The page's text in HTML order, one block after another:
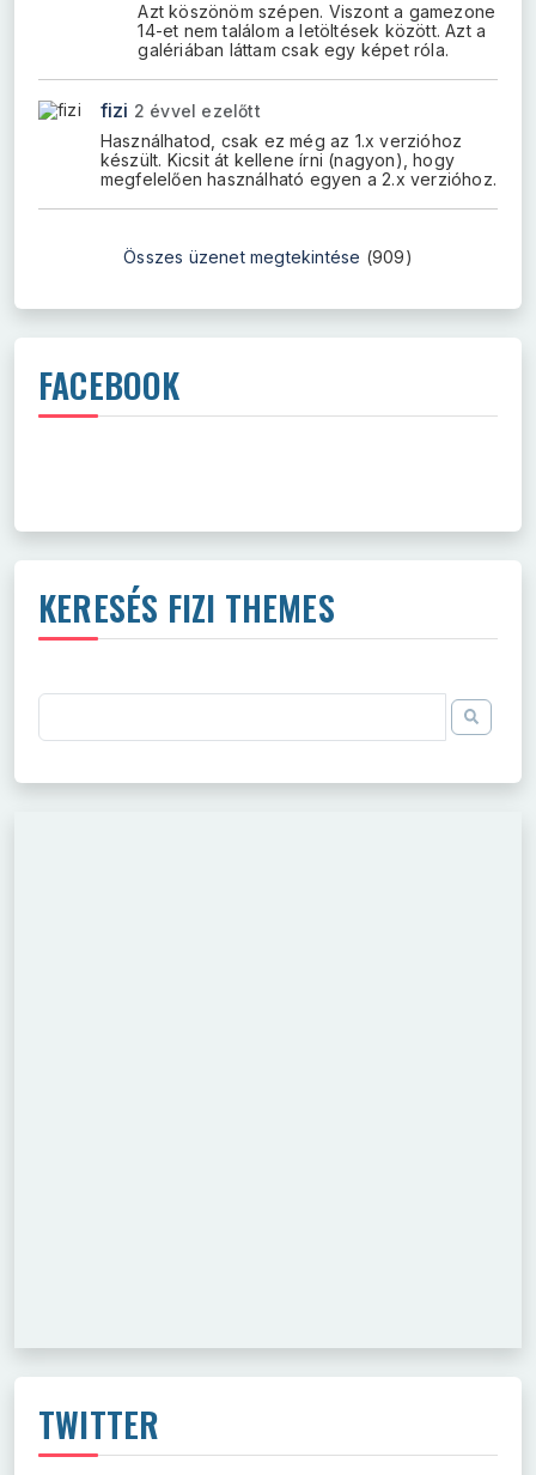
Azt köszönöm szépen. Viszont a gamezone
14-et nem találom a letöltések között. Azt a
galériában láttam csak egy képet róla.
fizi 2 évvel ezelőtt
Használhatod, csak ez még az 1.x verzióhoz
készült. Kicsit át kellene írni (nagyon), hogy
megfelelően használható egyen a 2.x verzióhoz.
Összes üzenet megtekintése (909)
FACEBOOK
KERESÉS FIZI THEMES
TWITTER